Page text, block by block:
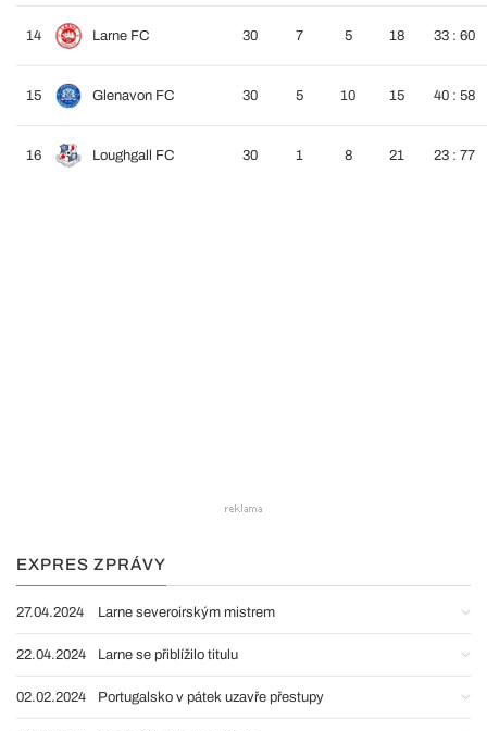
14 Larne FC 30 7 5 18 33 : 60
15 Glenavon FC 30 5 10 15 40 : 58
16 Loughgall FC 30 1 8 21 23 : 77
EXPRES ZPRÁVY
27.04.2024 Larne severoirským mistrem
22.04.2024 Larne se přiblížilo titulu
02.02.2024 Portugalsko v pátek uzavře přestupy